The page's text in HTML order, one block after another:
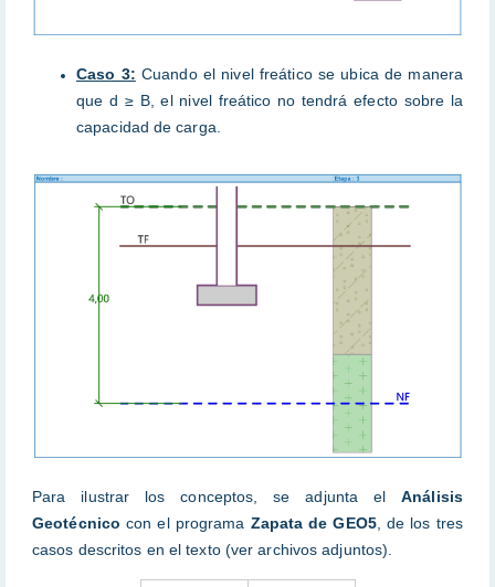
Caso 3: Cuando el nivel freático se ubica de manera
que d ≥ B, el nivel freático no tendrá efecto sobre la
capacidad de carga.
Para ilustrar los conceptos, se adjunta elAnálisis
Geotécnico con el programa Zapata de GEO5, de los tres
casos descritos en el texto (ver archivos adjuntos).